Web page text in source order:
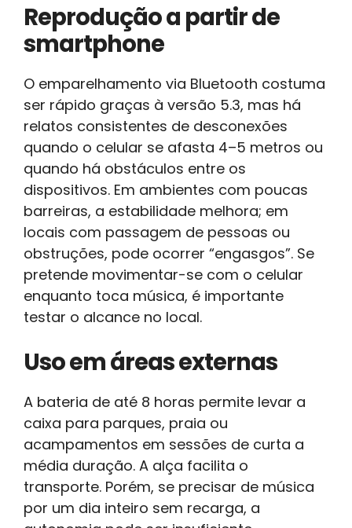
Reprodução a partir de
smartphone
O emparelhamento via Bluetooth costuma
ser rápido graças à versão 5.3, mas há
relatos consistentes de desconexões
quando o celular se afasta 4–5 metros ou
quando há obstáculos entre os
dispositivos. Em ambientes com poucas
barreiras, a estabilidade melhora; em
locais com passagem de pessoas ou
obstruções, pode ocorrer “engasgos”. Se
pretende movimentar-se com o celular
enquanto toca música, é importante
testar o alcance no local.
Uso em áreas externas
A bateria de até 8 horas permite levar a
caixa para parques, praia ou
acampamentos em sessões de curta a
média duração. A alça facilita o
transporte. Porém, se precisar de música
por um dia inteiro sem recarga, a